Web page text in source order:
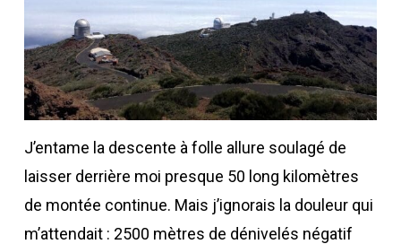
J’entame la descente à folle allure soulagé de
laisser derrière moi presque 50 long kilomètres
de montée continue. Mais j’ignorais la douleur qui
m’attendait : 2500 mètres de dénivelés négatif